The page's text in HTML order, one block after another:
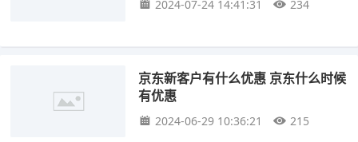
2024-07-24 14:41:31 234
京东新客户有什么优惠 京东什么时候
有优惠
2024-06-29 10:36:21 215